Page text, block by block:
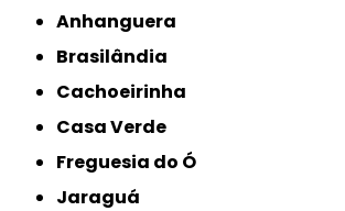
Anhanguera
Brasilândia
Cachoeirinha
Casa Verde
Freguesia do Ó
Jaraguá